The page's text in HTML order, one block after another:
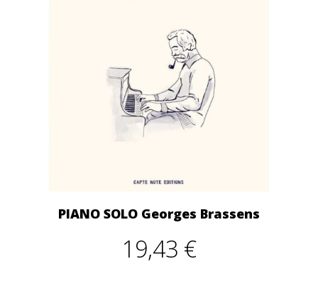
PIANO SOLO Georges Brassens
19,43 €